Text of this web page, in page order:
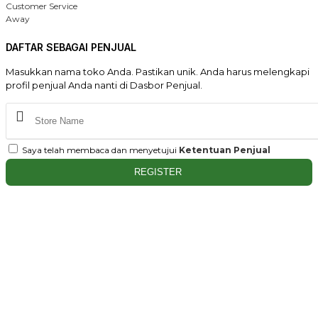
Customer Service
Away
DAFTAR SEBAGAI PENJUAL
Masukkan nama toko Anda. Pastikan unik. Anda harus melengkapi
profil penjual Anda nanti di Dasbor Penjual.
Saya telah membaca dan menyetujui Ketentuan Penjual
REGISTER